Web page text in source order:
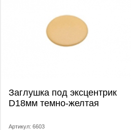
Заглушка под эксцентрик
D18мм темно-желтая
Артикул: 6603